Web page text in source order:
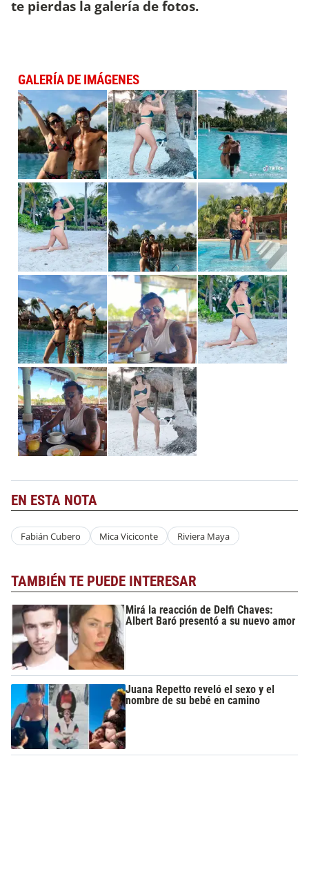
te pierdas la galería de fotos.
GALERÍA DE IMÁGENES
EN ESTA NOTA
Fabián Cubero Mica Viciconte Riviera Maya
TAMBIÉN TE PUEDE INTERESAR
Mirá la reacción de Delfi Chaves:
Albert Baró presentó a su nuevo amor
Juana Repetto reveló el sexo y el
nombre de su bebé en camino